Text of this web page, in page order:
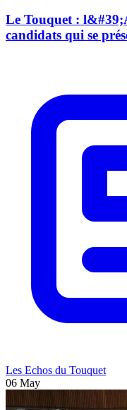
Le Touquet :
candidats qui se
Les Echos du Touquet
06 May